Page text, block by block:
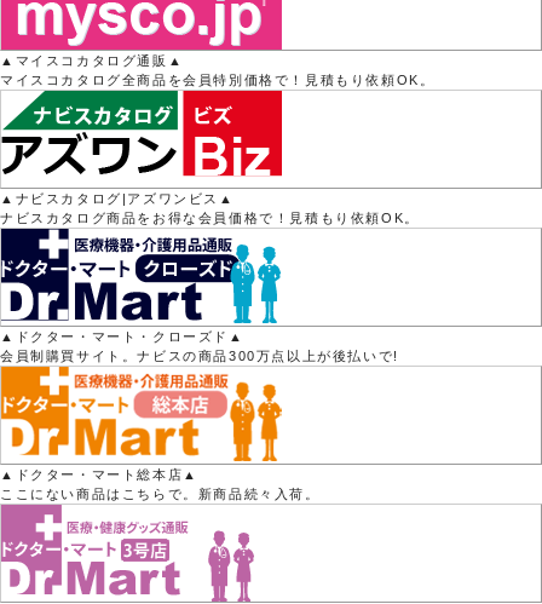
▲マイスコカタログ通販▲
マイスコカタログ全商品を会員特別価格で！見積もり依頼OK。
▲ナビスカタログ|アズワンビス▲
ナビスカタログ商品をお得な会員価格で！見積もり依頼OK。
▲ドクター・マート・クローズド▲
会員制購買サイト。ナビスの商品300万点以上が後払いで!
▲ドクター・マート総本店▲
ここにない商品はこちらで。新商品続々入荷。